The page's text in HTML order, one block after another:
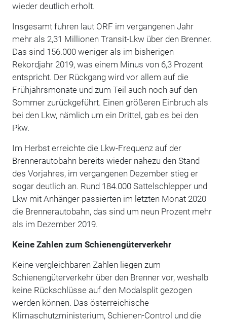
wieder deutlich erholt.
Insgesamt fuhren laut ORF im vergangenen Jahr
mehr als 2,31 Millionen Transit-Lkw über den Brenner.
Das sind 156.000 weniger als im bisherigen
Rekordjahr 2019, was einem Minus von 6,3 Prozent
entspricht. Der Rückgang wird vor allem auf die
Frühjahrsmonate und zum Teil auch noch auf den
Sommer zurückgeführt. Einen größeren Einbruch als
bei den Lkw, nämlich um ein Drittel, gab es bei den
Pkw.
Im Herbst erreichte die Lkw-Frequenz auf der
Brennerautobahn bereits wieder nahezu den Stand
des Vorjahres, im vergangenen Dezember stieg er
sogar deutlich an. Rund 184.000 Sattelschlepper und
Lkw mit Anhänger passierten im letzten Monat 2020
die Brennerautobahn, das sind um neun Prozent mehr
als im Dezember 2019.
Keine Zahlen zum Schienengüterverkehr
Keine vergleichbaren Zahlen liegen zum
Schienengüterverkehr über den Brenner vor, weshalb
keine Rückschlüsse auf den Modalsplit gezogen
werden können. Das österreichische
Klimaschutzministerium, Schienen-Control und die